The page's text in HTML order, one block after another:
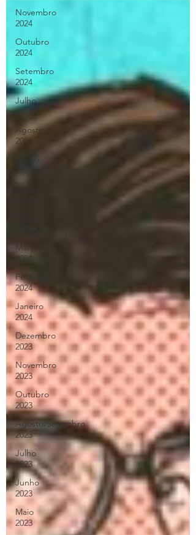
Novembro
2024
Outubro
2024
Setembro
2024
Julho
2024
Agosto
2024
2024
Março
2024
Fevereiro
2024
Janeiro
2024
Dezembro
2023
Novembro
2023
Outubro
2023
Agosto/Setembro
2023
Julho
2023
Junho
2023
Maio
2023